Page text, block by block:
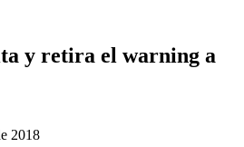
y retira el warning a
2018